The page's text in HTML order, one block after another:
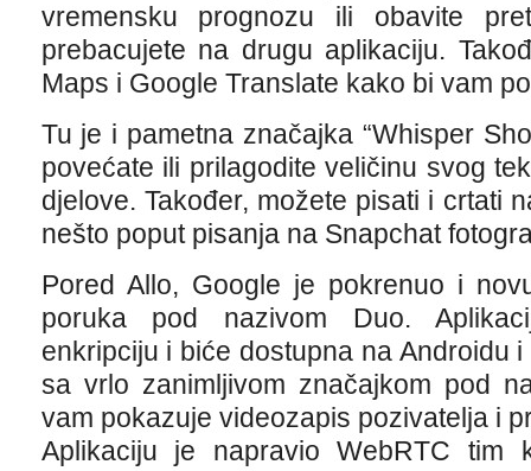
vremensku prognozu ili obavite
prebacujete na drugu aplikaciju.
Maps i Google Translate kako bi vam
Tu je i pametna značajka “Whisper
povećate ili prilagodite veličinu svog
djelove. Također, možete pisati i crtati
nešto poput pisanja na Snapchat
Pored Allo, Google je pokrenuo i
poruka pod nazivom Duo.
enkripciju i biće dostupna na Androidu
sa vrlo zanimljivom značajkom pod
vam pokazuje videozapis pozivatelja i
Aplikaciju je napravio WebRTC tim